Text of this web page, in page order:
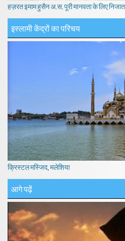
हज़रत इमाम हुसैन अ.स. पूरी मानवता के लिए
इस्लामी केंद्रों का परिचय
क्रिस्टल मस्जिद, मलेशिया
आगे पढ़ें